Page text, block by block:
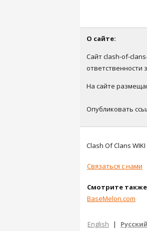
О сайте:
Сайт clash-of-
ответственности
На сайте
Опубликовать
Clash Of Clans
Связаться с нами
Смотрите также
BaseMelon.com
English | Русский